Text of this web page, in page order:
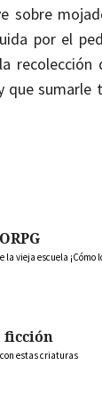
sobre
por el
sumarle
la vieja escuela ¡Cómo
ficción
estas criaturas